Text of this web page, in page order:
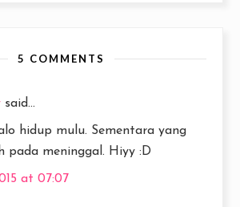
5 COMMENTS
said...
hidup mulu. Sementara yang
pada meninggal. Hiyy :D
at 07:07